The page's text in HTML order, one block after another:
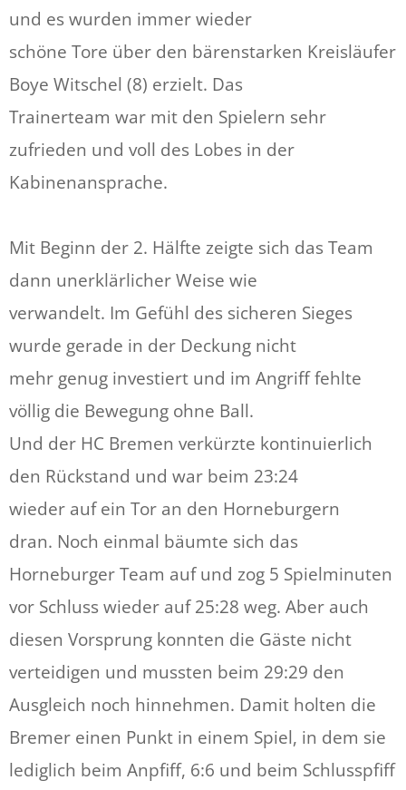
und es wurden immer wieder
schöne Tore über den bärenstarken Kreisläufer
Boye Witschel (8) erzielt. Das
Trainerteam war mit den Spielern sehr
zufrieden und voll des Lobes in der
Kabinenansprache.
Mit Beginn der 2. Hälfte zeigte sich das Team
dann unerklärlicher Weise wie
verwandelt. Im Gefühl des sicheren Sieges
wurde gerade in der Deckung nicht
mehr genug investiert und im Angriff fehlte
völlig die Bewegung ohne Ball.
Und der HC Bremen verkürzte kontinuierlich
den Rückstand und war beim 23:24
wieder auf ein Tor an den Horneburgern
dran. Noch einmal bäumte sich das
Horneburger Team auf und zog 5 Spielminuten
vor Schluss wieder auf 25:28 weg. Aber auch
diesen Vorsprung konnten die Gäste nicht
verteidigen und mussten beim 29:29 den
Ausgleich noch hinnehmen. Damit holten die
Bremer einen Punkt in einem Spiel, in dem sie
lediglich beim Anpfiff, 6:6 und beim Schlusspfiff